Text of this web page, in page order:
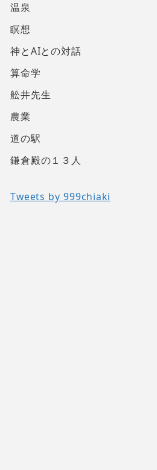
温泉
瞑想
神とAIとの対話
算命学
舩井先生
農業
道の駅
鎌倉殿の１３人
Tweets by 999chiaki